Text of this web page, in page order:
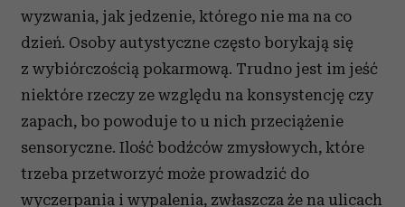
wyzwania, jak jedzenie, którego nie ma na co
dzień. Osoby autystyczne często borykają się
z wybiórczością pokarmową. Trudno jest im jeść
niektóre rzeczy ze względu na konsystencję czy
zapach, bo powoduje to u nich przeciążenie
sensoryczne. Ilość bodźców zmysłowych, które
trzeba przetworzyć może prowadzić do
wyczerpania i wypalenia, zwłaszcza że na ulicach